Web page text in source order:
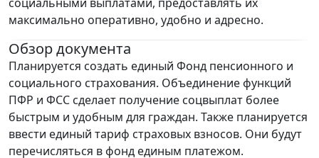
социальными выплатами, предоставлять их
максимально оперативно, удобно и адресно.
Обзор документа
Планируется создать единый Фонд пенсионного и
социального страхования. Объединение функций
ПФР и ФСС сделает получение соцвыплат более
быстрым и удобным для граждан. Также планируется
ввести единый тариф страховых взносов. Они будут
перечисляться в фонд единым платежом.